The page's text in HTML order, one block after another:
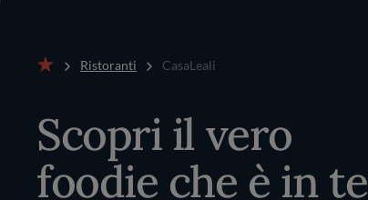
Ristoranti CasaLeali
Scopri il vero
foodie che è in te